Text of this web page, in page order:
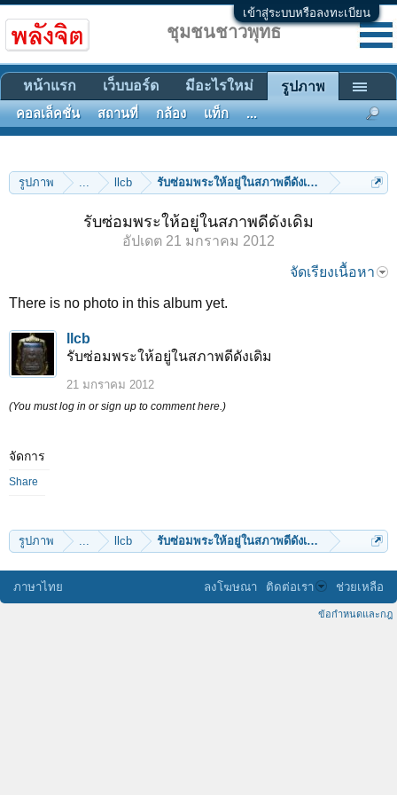
เข้าสู่ระบบหรือลงทะเบียน
รูปภาพ ... llcb รับซ่อมพระให้อยู่ในสภาพดีดังเดิม
รับซ่อมพระให้อยู่ในสภาพดีดังเดิม
อัปเดต 21 มกราคม 2012
จัดเรียงเนื้อหา
There is no photo in this album yet.
llcb
รับซ่อมพระให้อยู่ในสภาพดีดังเดิม
21 มกราคม 2012
(You must log in or sign up to comment here.)
จัดการ
Share
รูปภาพ ... llcb รับซ่อมพระให้อยู่ในสภาพดีดังเดิม
ชุมชนชาวพุทธ
หน้าแรก เว็บบอร์ด มีอะไรใหม่ รูปภาพ
คอลเล็คชั่น สถานที่ กล้อง แท็ก ...
ภาษาไทย ลงโฆษณา ติดต่อเรา ช่วยเหลือ
ข้อกำหนดและกฎ